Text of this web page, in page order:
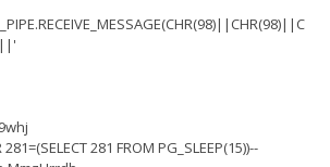
281=(SELECT 281 FROM PG_SLEEP(15))--